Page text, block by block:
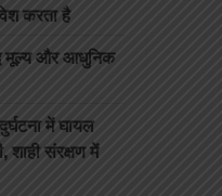
करता है
मूल्य और आधुनिक
में घायल
शाही संरक्षण में